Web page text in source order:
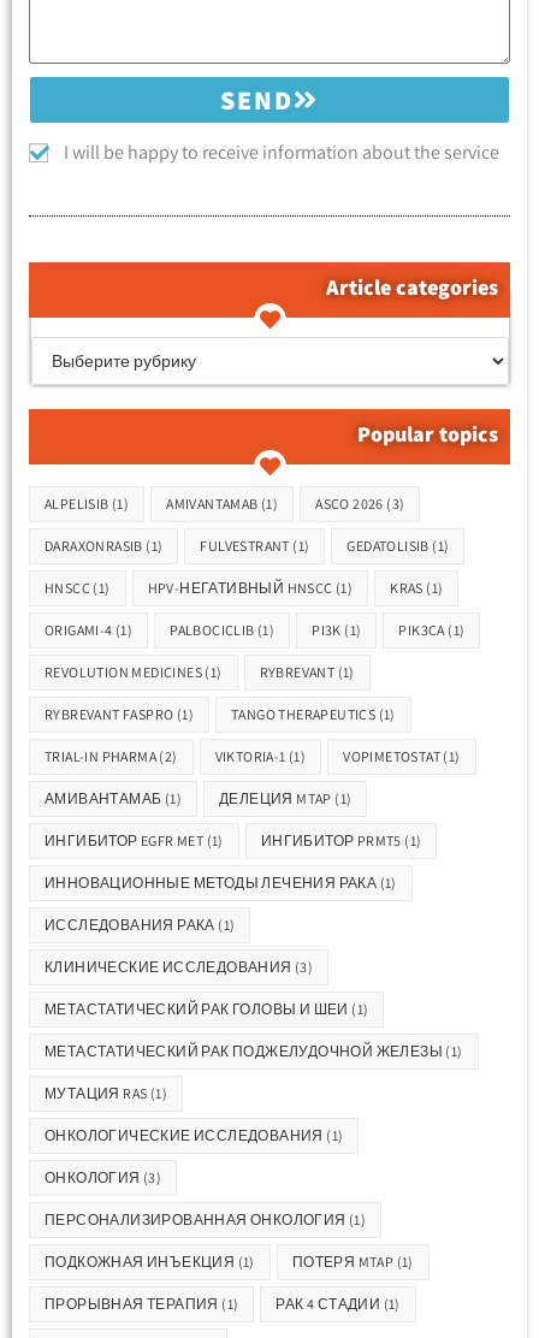
I will be happy to receive information about the service
SEND
Article categories
Popular topics
ALPELISIB (1) AMIVANTAMAB (1) ASCO 2026 (3)
DARAXONRASIB (1) FULVESTRANT (1) GEDATOLISIB (1)
HNSCC (1) HPV-НЕГАТИВНЫЙ HNSCC (1) KRAS (1)
ORIGAMI-4 (1) PALBOCICLIB (1) PI3K (1) PIK3CA(1)
REVOLUTION MEDICINES (1) RYBREVANT (1)
RYBREVANT FASPRO (1) TANGO THERAPEUTICS (1)
TRIAL-IN PHARMA(2) VIKTORIA-1 (1) VOPIMETOSTAT (1)
АМИВАНТАМАБ (1) ДЕЛЕЦИЯ MTAP (1)
ИНГИБИТОР EGFR MET (1) ИНГИБИТОР PRMT5 (1)
ИННОВАЦИОННЫЕ МЕТОДЫ ЛЕЧЕНИЯ РАКА (1)
ИССЛЕДОВАНИЯ РАКА (1)
КЛИНИЧЕСКИЕ ИССЛЕДОВАНИЯ (3)
МЕТАСТАТИЧЕСКИЙ РАК ГОЛОВЫ И ШЕИ (1)
МЕТАСТАТИЧЕСКИЙ РАК ПОДЖЕЛУДОЧНОЙ ЖЕЛЕЗЫ (1)
МУТАЦИЯ RAS (1)
ОНКОЛОГИЧЕСКИЕ ИССЛЕДОВАНИЯ (1)
ОНКОЛОГИЯ (3)
ПЕРСОНАЛИЗИРОВАННАЯ ОНКОЛОГИЯ (1)
ПОДКОЖНАЯ ИНЪЕКЦИЯ (1) ПОТЕРЯ MTAP (1)
ПРОРЫВНАЯ ТЕРАПИЯ (1) РАК 4 СТАДИИ (1)